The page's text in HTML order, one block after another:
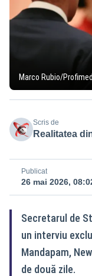
Marco Rubio/
Scris de
Realitatea
Publicat
26 mai 2026,
Secretarul de
un interviu
Mandapam,
de două zile.